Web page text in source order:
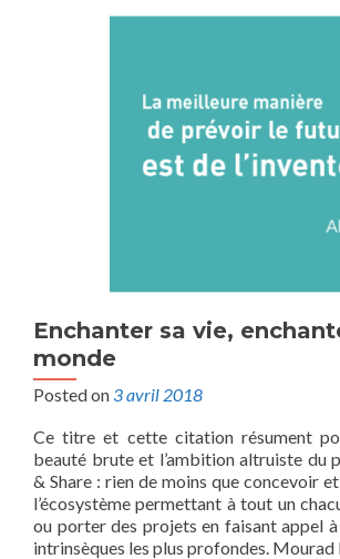
Enchanter sa vie,
monde
Posted on 3 avril 2018
Ce titre et cette citation résument
beauté brute et l’ambition altruiste du
& Share : rien de moins que concevoir
l’écosystème permettant à tout un
ou porter des projets en faisant appel
intrinsèques les plus profondes. Mourad